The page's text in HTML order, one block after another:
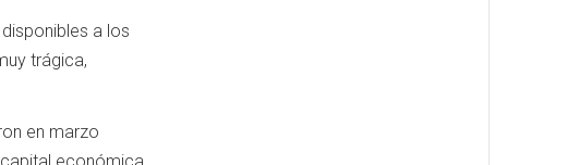
a los
trágica,
en marzo